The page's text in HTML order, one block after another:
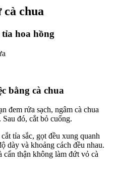
cà chua
hoa hồng
bằng cà chua
đem rửa sạch, ngâm cà chua
đó, cắt bỏ cuống.
tỉa sắc, gọt đều xung quanh
dày và khoảng cách đều nhau.
cẩn thận không làm đứt vỏ cà